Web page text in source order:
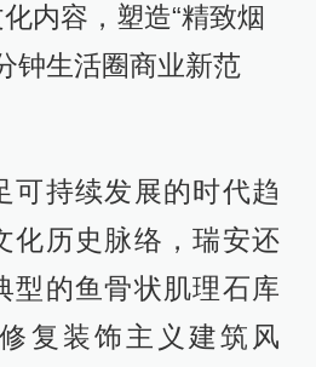
内容，塑造“精致烟
钟生活圈商业新范
可持续发展的时代趋
化历史脉络，瑞安还
型的鱼骨状肌理石库
复装饰主义建筑风